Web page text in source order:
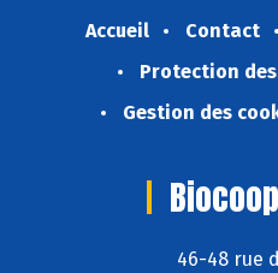
Accueil Contact
Protection
Gestion des
46-48 rue